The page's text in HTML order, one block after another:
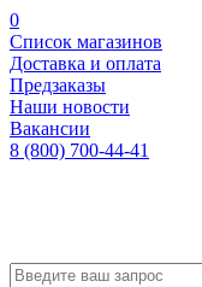
0
Список магазинов
Доставка и оплата
Предзаказы
Наши новости
Вакансии
8 (800) 700-44-41